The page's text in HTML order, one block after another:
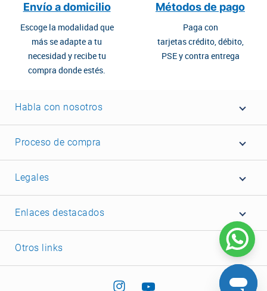
Envío a domicilio
Escoge la modalidad que
más se adapte a tu
necesidad y recibe tu
compra donde estés.
Métodos de pago
Paga con
tarjetas crédito, débito,
PSE y contra entrega
Habla con nosotros
Proceso de compra
Legales
Enlaces destacados
Otros links